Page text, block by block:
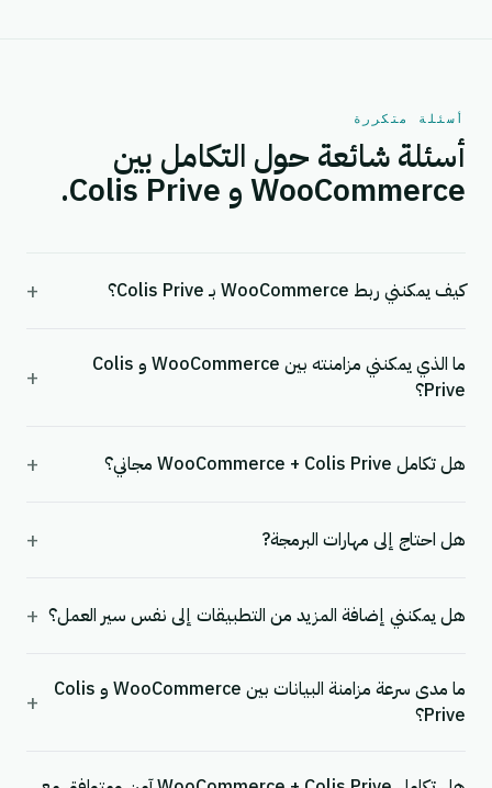
أسئلة متكررة
أسئلة شائعة حول التكامل بين
WooCommerce و Colis Prive.
كيف يمكنني ربط WooCommerce بـ Colis Prive؟ +
ما الذي يمكنني مزامنته بين WooCommerce و Colis
Prive؟
+
هل تكامل WooCommerce + Colis Prive مجاني؟ +
هل احتاج إلى مهارات البرمجة? +
هل يمكنني إضافة المزيد من التطبيقات إلى نفس سير العمل؟ +
ما مدى سرعة مزامنة البيانات بين WooCommerce و Colis
Prive؟
+